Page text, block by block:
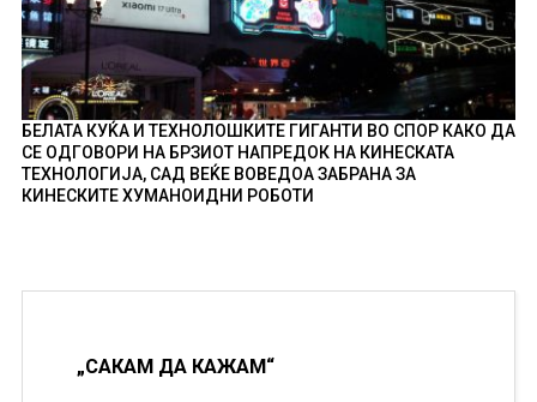
БЕЛАТА КУЌА И ТЕХНОЛОШКИТЕ ГИГАНТИ ВО СПОР КАКО ДА
СЕ ОДГОВОРИ НА БРЗИОТ НАПРЕДОК НА КИНЕСКАТА
ТЕХНОЛОГИЈА, САД ВЕЌЕ ВОВЕДОА ЗАБРАНА ЗА
КИНЕСКИТЕ ХУМАНОИДНИ РОБОТИ
„САКАМ ДА КАЖАМ“